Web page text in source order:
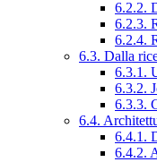
6.2.2.
6.2.3.
6.2.4.
6.3. Dalla
6.3.1.
6.3.2.
6.3.3.
6.4.
6.4.1.
6.4.2.